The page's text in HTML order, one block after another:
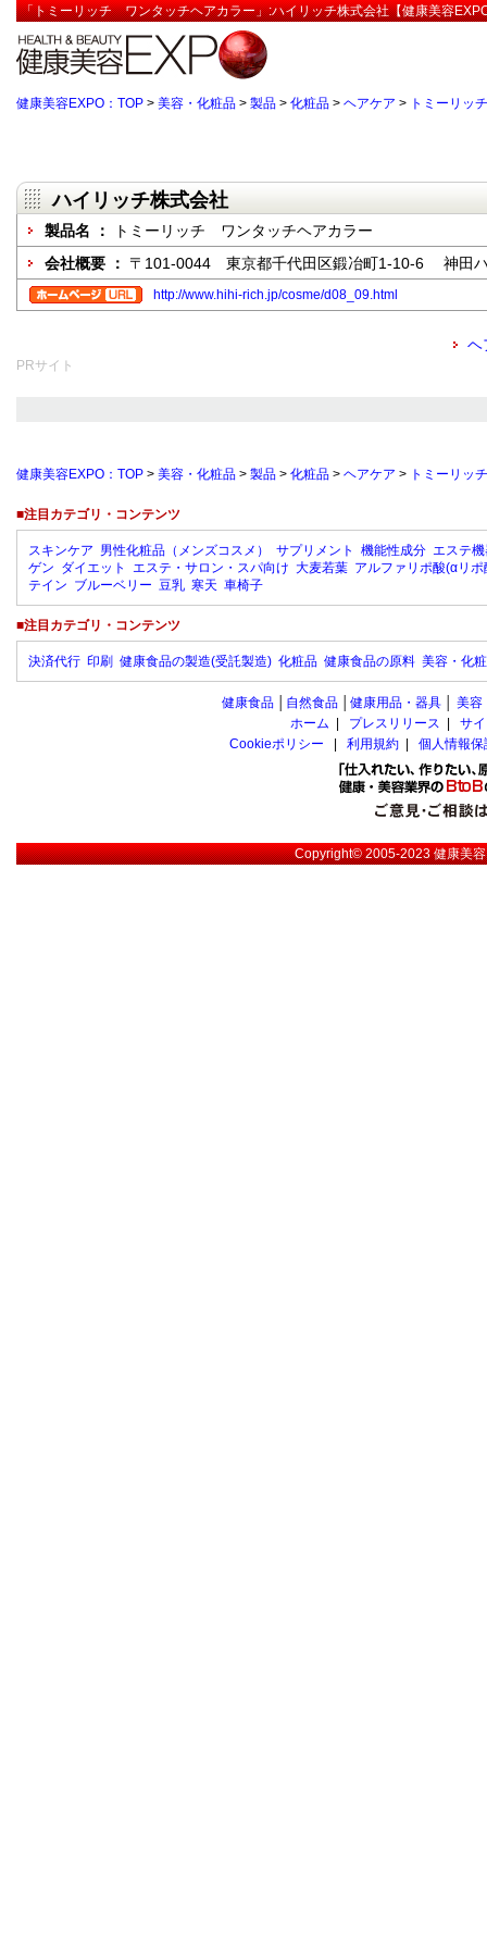
「トミーリッチ ワンタッチヘアカラー」:ハイリッチ株式会社【健康美容
健康美容EXPO：TOP > 美容・化粧品 > 製品 > 化粧品 > ヘアケア > トミーリッ
ハイリッチ株式会社
製品名 ：
トミーリッチ ワンタッチヘアカラー
会社概要 ： 〒101-0044 東京都千代田区鍛冶町1-10-6 神田
http://www.hihi-rich.jp/cosme/d08_09.html
ヘ
PRサイト
健康美容EXPO：TOP > 美容・化粧品 > 製品 > 化粧品 > ヘアケア > トミーリッ
■注目カテゴリ・コンテンツ
スキンケア 男性化粧品（メンズコスメ） サプリメント 機能性成分 エステ
ゲン ダイエット エステ・サロン・スパ向け 大麦若葉 アルファリポ酸(αリポ
テイン ブルーベリー 豆乳 寒天 車椅子
■注目カテゴリ・コンテンツ
決済代行 印刷 健康食品の製造(受託製造) 化粧品 健康食品の原料 美容・化
健康食品 自然食品 健康用品・器具 美容
ホーム
プレスリリース
サ
Cookieポリシー
利用規約 個人情報
Copyright© 2005-2023健康美